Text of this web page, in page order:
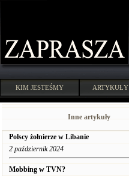
KIM JESTEŚMY ARTYKUŁY
Inne artykuły
Polscy żołnierze w Libanie
2 październik 2024
Mobbing w TVN?